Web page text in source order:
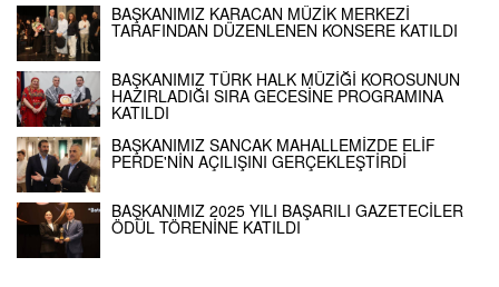
BAŞKANIMIZ KARACAN MÜZİK MERKEZİ
TARAFINDAN DÜZENLENEN KONSERE KATILDI
BAŞKANIMIZ TÜRK HALK MÜZİĞİ KOROSUNUN
HAZIRLADIĞI SIRA GECESİNE PROGRAMINA
KATILDI
BAŞKANIMIZ SANCAK MAHALLEMİZDE ELİF
PERDE'NİN AÇILIŞINI GERÇEKLEŞTİRDİ
BAŞKANIMIZ 2025 YILI BAŞARILI GAZETECİLER
ÖDÜL TÖRENİNE KATILDI